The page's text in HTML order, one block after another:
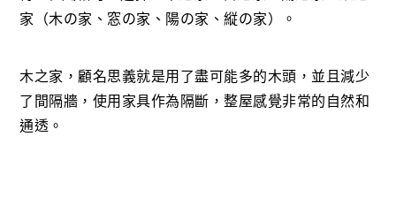
家（木の家、窓の家、陽の家、縦の家）。
木之家，顧名思義就是用了盡可能多的木頭，並且減少
了間隔牆，使用家具作為隔斷，整屋感覺非常的自然和
通透。